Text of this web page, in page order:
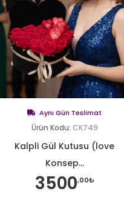
Aynı Gün Teslimat
Ürün Kodu: CK749
Kalpli Gül Kutusu (love
Konsep...
3500,00₺